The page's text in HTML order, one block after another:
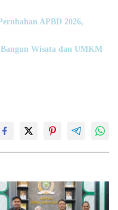
APBD 2026,
Wisata dan UMKM